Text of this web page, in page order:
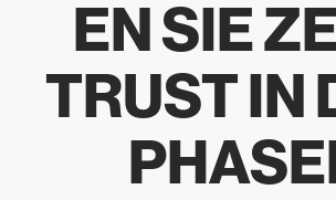
EN SIE
TRUST IN